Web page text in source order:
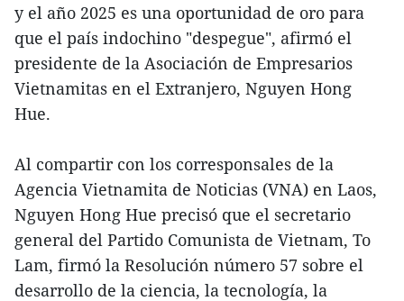
y el año 2025 es una oportunidad de oro para
que el país indochino "despegue", afirmó el
presidente de la Asociación de Empresarios
Vietnamitas en el Extranjero, Nguyen Hong
Hue.
Al compartir con los corresponsales de la
Agencia Vietnamita de Noticias (VNA) en Laos,
Nguyen Hong Hue precisó que el secretario
general del Partido Comunista de Vietnam, To
Lam, firmó la Resolución número 57 sobre el
desarrollo de la ciencia, la tecnología, la